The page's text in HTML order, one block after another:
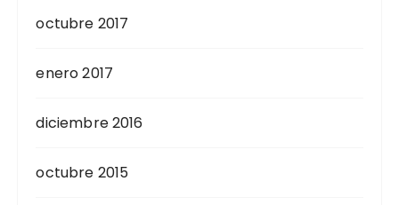
octubre 2017
enero 2017
diciembre 2016
octubre 2015